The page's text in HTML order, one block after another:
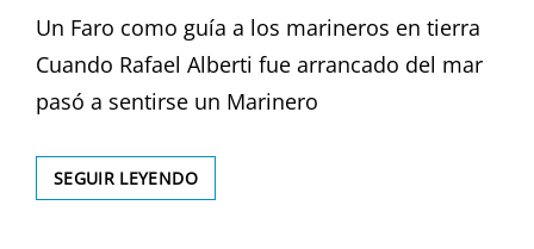
Un Faro como guía a los marineros en tierra
Cuando Rafael Alberti fue arrancado del mar
pasó a sentirse un Marinero
SEGUIR LEYENDOEXPOSICIÓN
«LIGHTHOUSE